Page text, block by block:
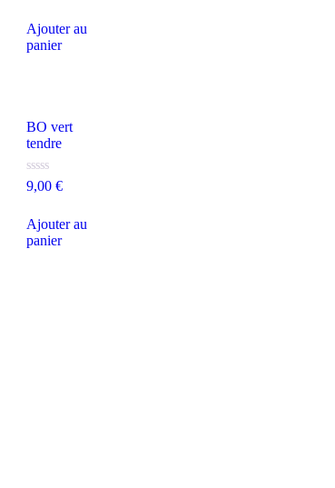
5
Ajouter au
panier
BO vert
tendre
Note
0
5
9,00 €
Ajouter au
panier